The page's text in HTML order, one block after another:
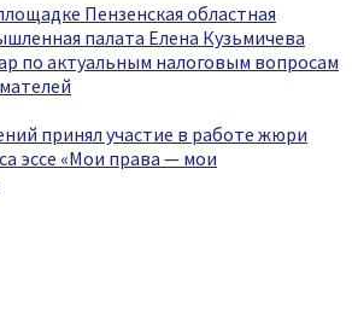
Пензенская областная
палата Елена Кузьмичева
по актуальным налоговым вопросам
принял участие в работе жюри
эссе «Мои права — мои